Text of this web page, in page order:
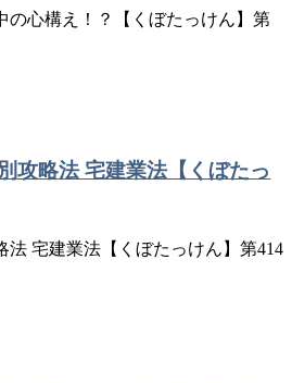
の心構え！？【くぼたっけん】第
攻略法 宅建業法【くぼたっ
法 宅建業法【くぼたっけん】第414